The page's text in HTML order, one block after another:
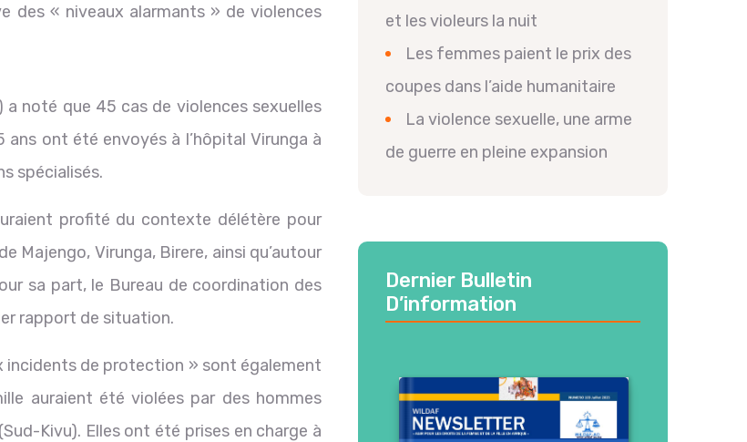
des « niveaux alarmants » de violences
a noté que 45 cas de violences sexuelles
ont été envoyés à l’hôpital Virunga à
spécialisés.
profité du contexte délétère pour
Majengo, Virunga, Birere, ainsi qu’autour
sa part, le Bureau de coordination des
rapport de situation.
incidents de protection » sont également
auraient été violées par des hommes
Kivu). Elles ont été prises en charge à
et les violeurs la nuit
Les femmes paient le prix des
coupes dans l’aide humanitaire
La violence sexuelle, une arme
de guerre en pleine expansion
Dernier Bulletin
D’information